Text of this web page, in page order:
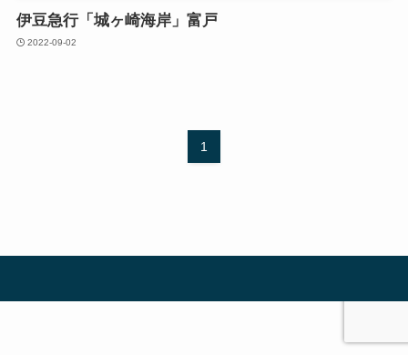
伊豆急行「城ヶ崎海岸」富戸
2022-09-02
1